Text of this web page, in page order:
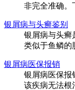
非完全准确。
银屑病与头癣鉴别
银屑病与头癣
类似于鱼鳞的
银屑病医保报销
银屑病医保报
该疾病无法根